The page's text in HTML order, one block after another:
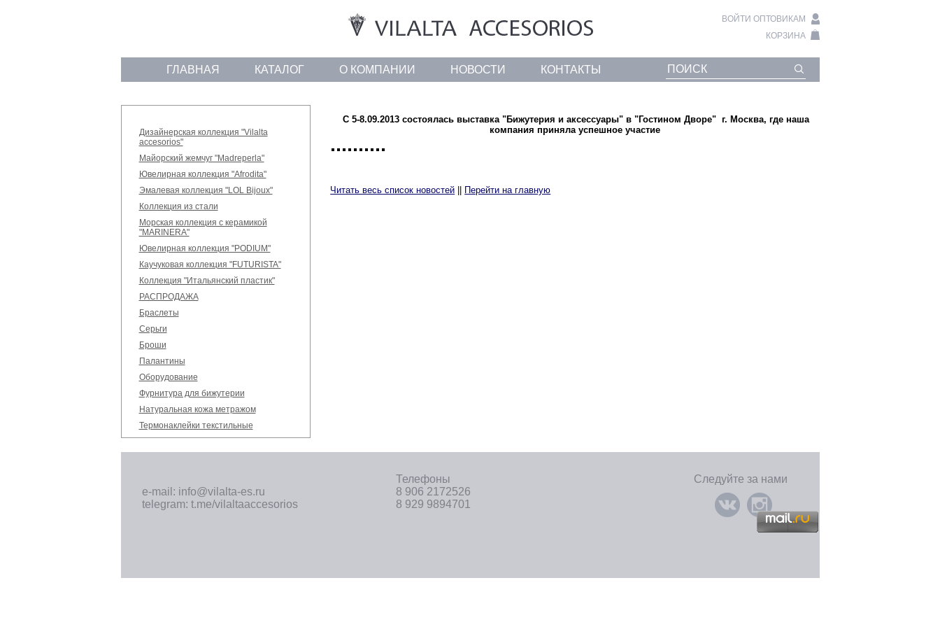
ВОЙТИ ОПТОВИКАМ
КОРЗИНА
ГЛАВНАЯ КАТАЛОГ О КОМПАНИИ НОВОСТИ КОНТАКТЫ
Дизайнерская коллекция "Vilalta
accesorios"
Майорский жемчуг "Madreperla"
Ювелирная коллекция "Afrodita"
Эмалевая коллекция "LOL Bijoux"
Коллекция из стали
Морская коллекция с керамикой
"MARINERA"
Ювелирная коллекция "PODIUM"
Каучуковая коллекция "FUTURISTA"
Коллекция "Итальянский пластик"
РАСПРОДАЖА
Браслеты
Серьги
Броши
Палантины
Оборудование
Фурнитура для бижутерии
Натуральная кожа метражом
Термонаклейки текстильные
С 5-8.09.2013 состоялась выставка "Бижутерия и аксессуары" в "Гостином Дворе" г. Москва, где наша
компания приняла успешное участие
Читать весь список новостей Перейти на главную
e-mail: info@vilalta-es.ru
telegram: t.me/vilaltaaccesorios
Телефоны
8 906 2172526
8 929 9894701
Следуйте за нами